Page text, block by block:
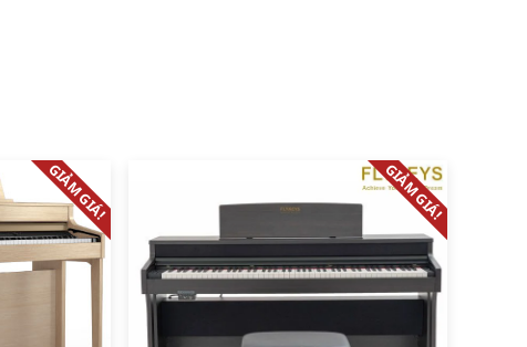
GIẢM GIÁ! GIẢM GIÁ!